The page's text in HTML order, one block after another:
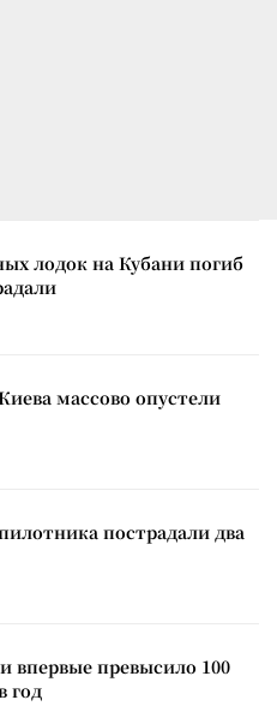
лодок на Кубани погиб
массово опустели
пострадали два
впервые превысило 100
год